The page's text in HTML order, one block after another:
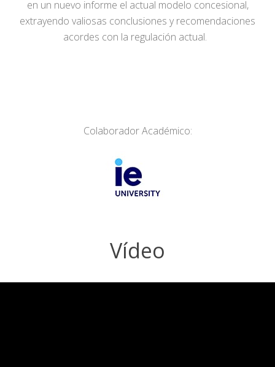
en un nuevo informe el actual modelo concesional,
extrayendo valiosas conclusiones y recomendaciones
acordes con la regulación actual.
Colaborador Académico:
Vídeo